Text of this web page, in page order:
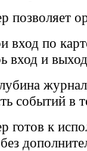
позволяет
вход по
вход и
событий в
готов к